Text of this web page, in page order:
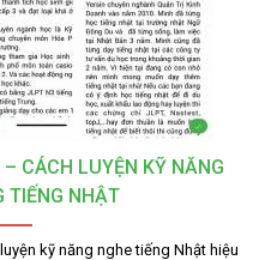
CÁCH LUYỆN KỸ NĂNG
TIẾNG NHẬT
kỹ năng nghe tiếng Nhật hiệu